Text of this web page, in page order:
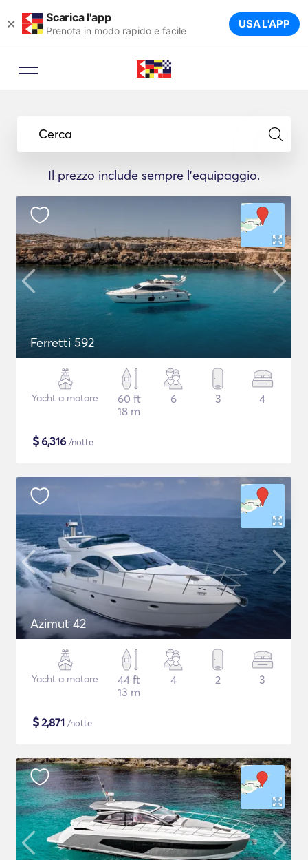
× Scarica l'app
Prenota in modo rapido e facile USA L'APP
Cerca
Il prezzo include sempre l'equipaggio.
Ferretti 592
Yacht a motore
60 ft
18 m
6 3 4
$6,316 /notte
Azimut 42
Yacht a motore
44 ft
13 m
4 2 3
$2,871 /notte